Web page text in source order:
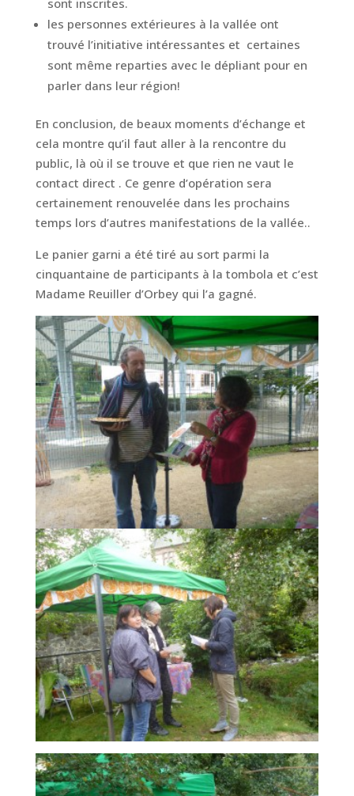
sont inscrites.
les personnes extérieures à la vallée ont
trouvé l’initiative intéressantes et certaines
sont même reparties avec le dépliant pour en
parler dans leur région!
En conclusion, de beaux moments d’échange et
cela montre qu’il faut aller à la rencontre du
public, là où il se trouve et que rien ne vaut le
contact direct . Ce genre d’opération sera
certainement renouvelée dans les prochains
temps lors d’autres manifestations de la vallée..
Le panier garni a été tiré au sort parmi la
cinquantaine de participants à la tombola et c’est
Madame Reuiller d’Orbey qui l’a gagné.